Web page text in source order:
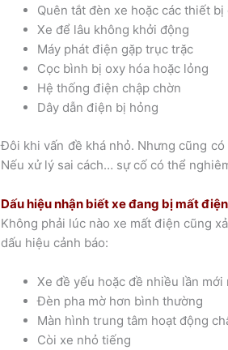
Quên tắt đèn xe hoặc các thiết bị
Xe để lâu không khởi động
Máy phát điện gặp trục trặc
Cọc bình bị oxy hóa hoặc lỏng
Hệ thống điện chập chờn
Dây dẫn điện bị hỏng
Đôi khi vấn đề khá nhỏ. Nhưng cũng
Nếu xử lý sai cách… sự cố có thể
Dấu hiệu nhận biết xe đang bị mất điện
Không phải lúc nào xe mất điện cũng
dấu hiệu cảnh báo:
Xe đề yếu hoặc đề nhiều lần mới
Đèn pha mờ hơn bình thường
Màn hình trung tâm hoạt động
Còi xe nhỏ tiếng